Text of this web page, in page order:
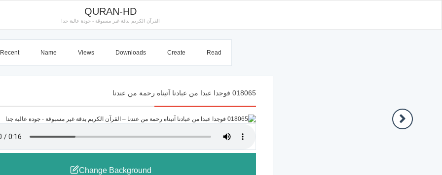
QURAN-HD
القرآن الكريم بدقة غير مسبوقة - جودة عالية جدا
Recent Name Views Downloads Create Read
018065 فوجدا عبدا من عبادنا آتيناه رحمة من عندنا
Change Background